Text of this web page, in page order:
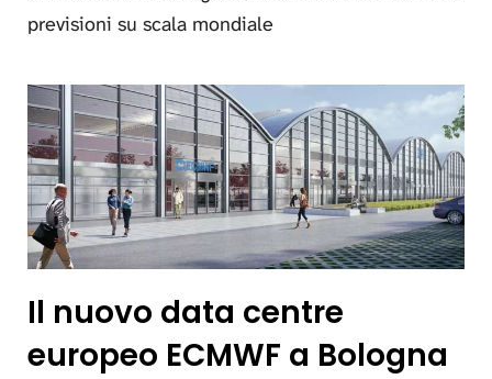
previsioni su scala mondiale
Il nuovo data centre
europeo ECMWF a Bologna